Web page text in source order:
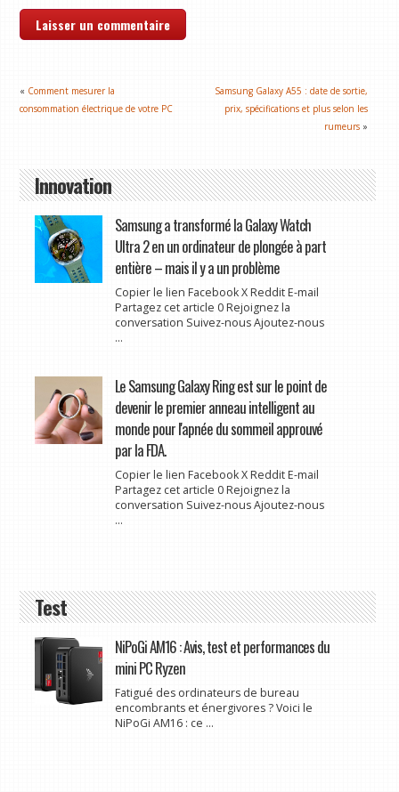
« Comment mesurer la
consommation électrique de votre PC
Samsung Galaxy A55 : date de sortie,
prix, spécifications et plus selon les
rumeurs »
Innovation
Samsung a transformé la Galaxy Watch
Ultra 2 en un ordinateur de plongée à part
entière – mais il y a un problème
Copier le lien Facebook X Reddit E-mail
Partagez cet article 0 Rejoignez la
conversation Suivez-nous Ajoutez-nous
...
Le Samsung Galaxy Ring est sur le point de
devenir le premier anneau intelligent au
monde pour l'apnée du sommeil approuvé
par la FDA.
Copier le lien Facebook X Reddit E-mail
Partagez cet article 0 Rejoignez la
conversation Suivez-nous Ajoutez-nous
...
Test
NiPoGi AM16 : Avis, test et performances du
mini PC Ryzen
Fatigué des ordinateurs de bureau
encombrants et énergivores ? Voici le
NiPoGi AM16 : ce ...